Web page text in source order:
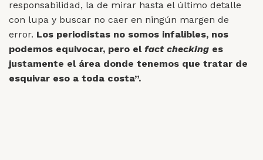
responsabilidad, la de mirar hasta el último detalle
con lupa y buscar no caer en ningún margen de
error. Los periodistas no somos infalibles, nos
podemos equivocar, pero el fact checking es
justamente el área donde tenemos que tratar de
esquivar eso a toda costa”.